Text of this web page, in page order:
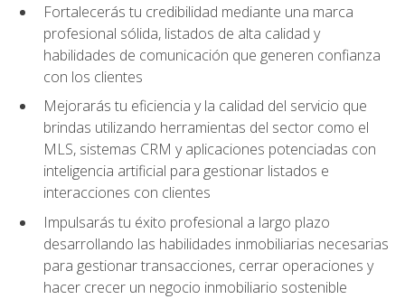
Fortalecerás tu credibilidad mediante una marca
profesional sólida, listados de alta calidad y
habilidades de comunicación que generen confianza
con los clientes
Mejorarás tu eficiencia y la calidad del servicio que
brindas utilizando herramientas del sector como el
MLS, sistemas CRM y aplicaciones potenciadas con
inteligencia artificial para gestionar listados e
interacciones con clientes
Impulsarás tu éxito profesional a largo plazo
desarrollando las habilidades inmobiliarias necesarias
para gestionar transacciones, cerrar operaciones y
hacer crecer un negocio inmobiliario sostenible